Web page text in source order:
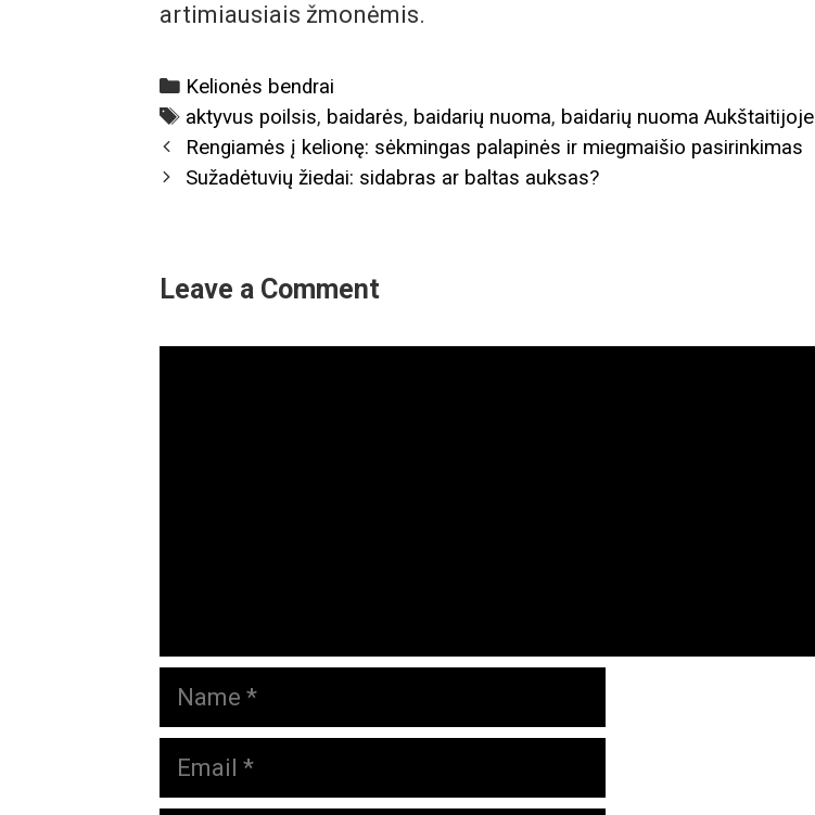
artimiausiais žmonėmis.
Categories
Kelionės bendrai
Tags
aktyvus poilsis, baidarės, baidarių nuoma, baidarių nuoma Aukštaitijoje
Post
navigation
Rengiamės į kelionę: sėkmingas palapinės ir miegmaišio pasirinkimas
Sužadėtuvių žiedai: sidabras ar baltas auksas?
Leave a Comment